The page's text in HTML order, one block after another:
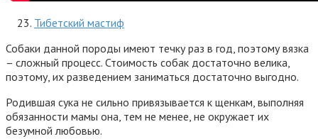
Тибетский мастиф
Собаки данной породы имеют течку раз в год, поэтому вязка
– сложный процесс. Стоимость собак достаточно велика,
поэтому, их разведением заниматься достаточно выгодно.
Родившая сука не сильно привязывается к щенкам, выполняя
обязанности мамы она, тем не менее, не окружает их
безумной любовью.